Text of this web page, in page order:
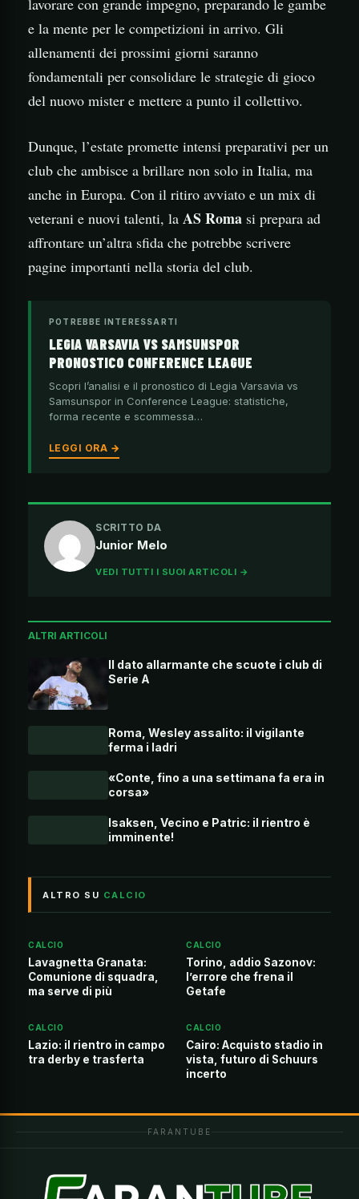
lavorare con grande impegno, preparando le gambe
e la mente per le competizioni in arrivo. Gli
allenamenti dei prossimi giorni saranno
fondamentali per consolidare le strategie di gioco
del nuovo mister e mettere a punto il collettivo.
Dunque, l’estate promette intensi preparativi per un
club che ambisce a brillare non solo in Italia, ma
anche in Europa. Con il ritiro avviato e un mix di
veterani e nuovi talenti, la AS Roma si prepara ad
affrontare un’altra sfida che potrebbe scrivere
pagine importanti nella storia del club.
POTREBBE INTERESSARTI
LEGIA VARSAVIA VS SAMSUNSPOR
PRONOSTICO CONFERENCE LEAGUE
Scopri l’analisi e il pronostico di Legia Varsavia vs
Samsunspor in Conference League: statistiche,
forma recente e scommessa…
LEGGI ORA →
SCRITTO DA
Junior Melo
VEDI TUTTI I SUOI ARTICOLI →
ALTRI ARTICOLI
Il dato allarmante che scuote i club di
Serie A
Roma, Wesley assalito: il vigilante
ferma i ladri
«Conte, fino a una settimana fa era in
corsa»
Isaksen, Vecino e Patric: il rientro è
imminente!
ALTRO SU CALCIO
CALCIO
Lavagnetta Granata:
Comunione di squadra,
ma serve di più
CALCIO
Torino, addio Sazonov:
l’errore che frena il
Getafe
CALCIO
Lazio: il rientro in campo
tra derby e trasferta
CALCIO
Cairo: Acquisto stadio in
vista, futuro di Schuurs
incerto
FARANTUBE